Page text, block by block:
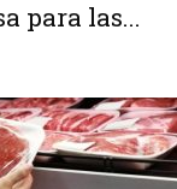
para las...